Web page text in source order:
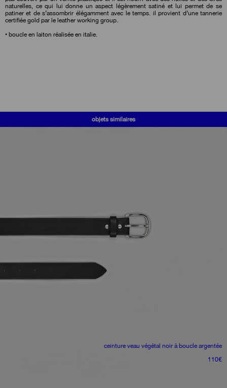
naturelles, ce qui lui donne un aspect légèrement satiné et lui permet de se
patiner et de s’assombrir élégamment avec le temps. il provient d’une tannerie
certifiée gold par le leather working group.
• boucle en laiton réalisée en italie.
objets similaires
ceinture veau végétal noir à boucle argentée
110€